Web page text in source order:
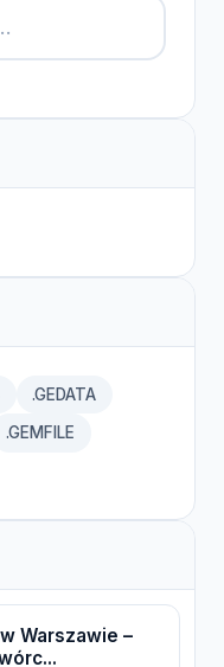
.GEDATA
.GEMFILE
Warszawie –